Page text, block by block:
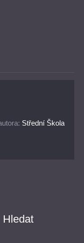
Střední Škola